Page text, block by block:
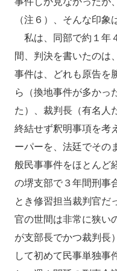
（注６）、そんな印象
私は、同部で約１年
間、判決を書いたのは
事件は、どれも原告を
ら（換地事件が多かっ
た）、裁判長（有名人
終結せず釈明事項を考
ーパーを、法廷でその
般民事事件をほとんど
の堺支部で３年間刑事
とき修習担当裁判官だ
官の世間は非常に狭い
が支部長でかつ裁判長
して初めて民事単独事